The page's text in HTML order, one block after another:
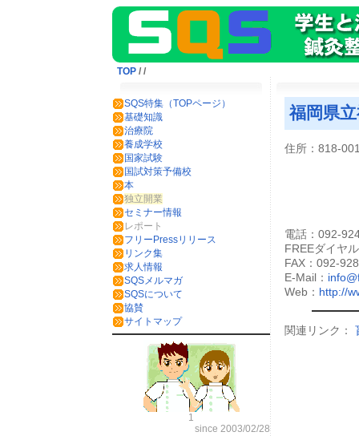
TOP / /
SQS特集（TOPページ）
基礎知識
治療院
養成学校
国家試験
国試対策予備校
本
独立開業
セミナー情報
レポート
フリーPressリリース
リンク集
求人情報
SQSメルマガ
SQSについて
協賛
サイトマップ
1
since 2003/02/28
福岡県
住所：818-
電話：092-
FREEダイヤ
FAX：092-
E-Mail：
Web： http://
関連リンク：